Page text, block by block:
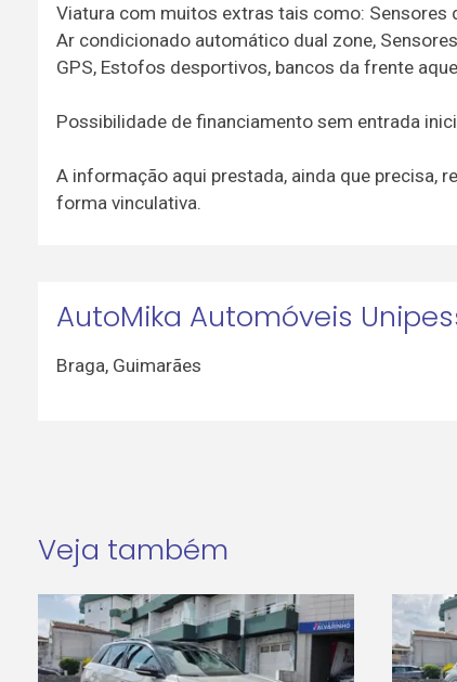
Viatura com muitos extras tais como: Sensores
Ar condicionado automático dual zone,
GPS, Estofos desportivos, bancos da frente
Possibilidade de financiamento sem entrada
A informação aqui prestada, ainda que precisa,
forma vinculativa.
AutoMika Automóveis
Braga, Guimarães
Veja também